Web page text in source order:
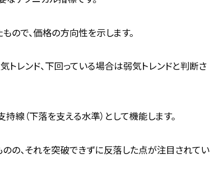
ので、価格の方向性を示します。
レンド、下回っている場合は弱気トレンドと判断さ
線（下落を支える水準）として機能します。
の、それを突破できずに反落した点が注目されてい